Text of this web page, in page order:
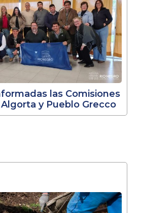
las Comisiones
y Pueblo Grecco